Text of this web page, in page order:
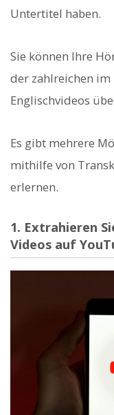
Untertitel haben.
Sie können Ihre
der zahlreichen
Englischvideos
Es gibt mehrere
mithilfe von
erlernen.
1. Extrahieren
Videos auf